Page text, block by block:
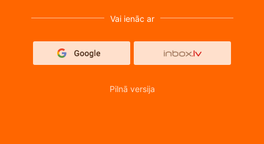
Vai ienāc ar
Pilnā versija